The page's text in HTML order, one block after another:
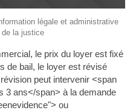
légale et administrative
de la justice
le prix du loyer est fixé
de bail, le loyer est révisé
peut intervenir <span
3 ans</span> à la demande
ou